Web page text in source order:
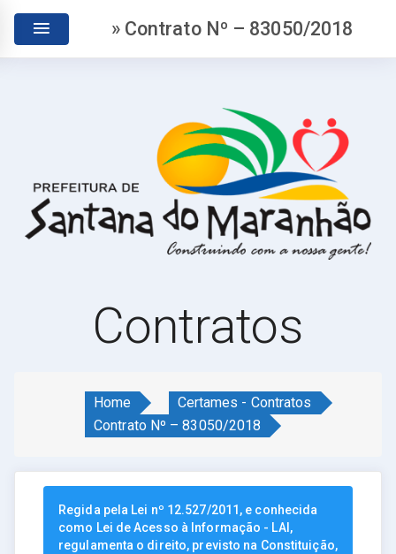
» Contrato Nº – 83050/2018
Contratos
Home
Certames - Contratos
Contrato Nº – 83050/2018
Regida pela Lei nº 12.527/2011, e conhecida
como Lei de Acesso à Informação - LAI,
regulamenta o direito, previsto na Constituição,